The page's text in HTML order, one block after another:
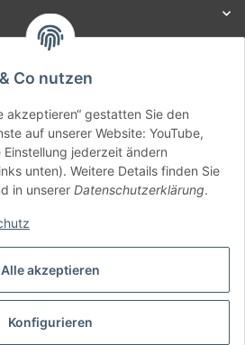
Alle akzeptieren
Konfigurieren
Co nutzen
akzeptieren“ gestatten Sie den
auf unserer Website: YouTube,
jederzeit ändern
unten). Weitere Details finden Sie
in unserer Datenschutzerklärung.
Worldwide. ( B2B Shop )
widerrufen
USt., zzgl.Versand
© voltmaster.de
byJTL-Shop